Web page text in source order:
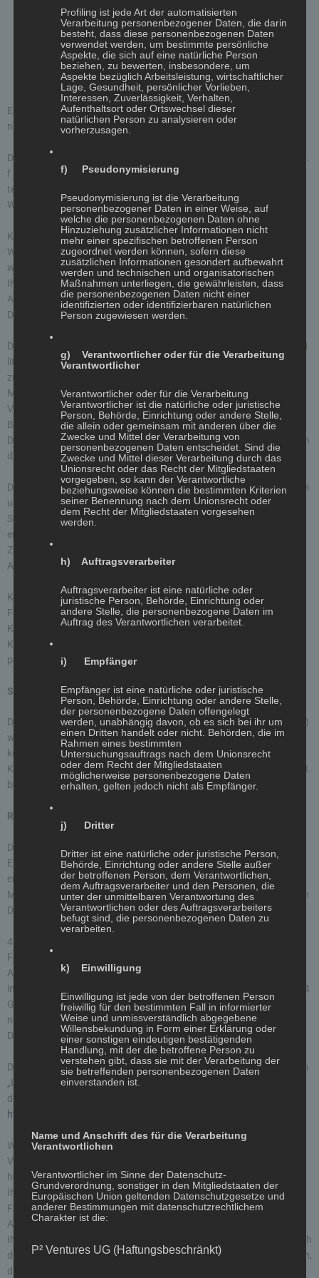
verwendetes Betriebssystem
Referrer URL
Hostname des zugreifenden Rechners
Uhrzeit der Serveranfrage
IP-Adresse
Eine Zusammenführung dieser Daten mit anderen Datenquellen wird
nicht vorgenommen.
Die Erfassung dieser Daten erfolgt auf Grundlage von Art. 6 Abs. 1 lit.
f DSGVO. Der Websitebetreiber hat ein berechtigtes Interesse an der
technisch fehlerfreien Darstellung und der Optimierung seiner
Website – hierzu müssen die Server-Log-Files erfasst werden.
Kontaktformular
Wenn Sie uns per Kontaktformular Anfragen zukommen lassen,
werden Ihre Angaben aus dem Anfrageformular inklusive der von
Ihnen dort angegebenen Kontaktdaten zwecks Bearbeitung der
Anfrage und für den Fall von Anschlussfragen bei uns gespeichert.
Diese Daten geben wir nicht ohne Ihre Einwilligung weiter.
Die Verarbeitung dieser Daten erfolgt auf Grundlage von Art. 6 Abs. 1
lit. b DSGVO, sofern Ihre Anfrage mit der Erfüllung eines Vertrags
zusammenhängt oder zur Durchführung vorvertraglicher
Maßnahmen erforderlich ist. In allen übrigen Fällen beruht die
Verarbeitung auf unserem berechtigten Interesse an der effektiven
Bearbeitung der an uns gerichteten Anfragen (Art. 6 Abs. 1 lit. f
DSGVO) oder auf Ihrer Einwilligung (Art. 6 Abs. 1 lit. a DSGVO) sofern
diese abgefragt wurde.
Die von Ihnen im Kontaktformular eingegebenen Daten verbleiben bei
uns, bis Sie uns zur Löschung auffordern, Ihre Einwilligung zur
Speicherung widerrufen oder der Zweck für die Datenspeicherung
entfällt (z. B. nach abgeschlossener Bearbeitung Ihrer Anfrage).
Zwingende gesetzliche Bestimmungen – insbesondere
Aufbewahrungsfristen – bleiben unberührt.
Kommentarfunktion auf dieser Website
Für die Kommentarfunktion auf dieser Seite werden neben Ihrem
Kommentar auch Angaben zum Zeitpunkt der Erstellung des
Kommentars, Ihre E-Mail-Adresse und, wenn Sie nicht anonym
posten, der von Ihnen gewählte Nutzername gespeichert.
Speicherdauer der Kommentare
Die Kommentare und die damit verbundenen Daten (z. B. IP-Adresse)
werden gespeichert und verbleiben auf dieser Website, bis der
kommentierte Inhalt vollständig gelöscht wurde oder die
Kommentare aus rechtlichen Gründen gelöscht werden müssen (z. B.
beleidigende Kommentare).
Rechtsgrundlage
Die Speicherung der Kommentare erfolgt auf Grundlage Ihrer
Einwilligung (Art. 6 Abs. 1 lit. a DSGVO). Sie können eine von Ihnen
erteilte Einwilligung jederzeit widerrufen. Dazu reicht eine formlose
Mitteilung per E-Mail an uns. Die Rechtmäßigkeit der bereits erfolgten
Datenverarbeitungsvorgänge bleibt vom Widerruf unberührt.
4. Soziale Medien
Facebook Plugins (Like & Share-Button)
Auf dieser Website sind Plugins des sozialen Netzwerks Facebook
integriert. Anbieter dieses Dienstes ist die Facebook Ireland Limited, 4
Grand Canal Square, Dublin 2, Irland. Die erfassten Daten werden
nach Aussage von Facebook jedoch auch in die USA und in andere
Drittländer übertragen.
Die Facebook Plugins erkennen Sie an dem Facebook-Logo oder dem
„Like-Button“ („Gefällt mir“) auf dieser Website. Eine Übersicht über
die Facebook Plugins finden Sie hier:
https://developers.facebook.com/docs/plugins/?locale=de_DE
Wenn Sie diese Website besuchen, wird über das Plugin eine direkte
Verbindung zwischen Ihrem Browser und dem Facebook-Server
hergestellt. Facebook erhält dadurch die Information, dass Sie mit
Ihrer IP-Adresse diese Website besucht haben. Wenn Sie den
Facebook „Like-Button“ anklicken während Sie in Ihrem Facebook-
Account eingeloggt sind, können Sie die Inhalte dieser Website auf
Ihrem Facebook-Profil verlinken. Dadurch kann Facebook den Besuch
dieser Website Ihrem Benutzerkonto zuordnen. Wir weisen darauf hin,
dass wir als Anbieter der Seiten keine Kenntnis vom Inhalt der
Profiling ist jede Art der automatisierten
Verarbeitung personenbezogener Daten, die darin
besteht, dass diese personenbezogenen Daten
verwendet werden, um bestimmte persönliche
Aspekte, die sich auf eine natürliche Person
beziehen, zu bewerten, insbesondere, um
Aspekte bezüglich Arbeitsleistung, wirtschaftlicher
Lage, Gesundheit, persönlicher Vorlieben,
Interessen, Zuverlässigkeit, Verhalten,
Aufenthaltsort oder Ortswechsel dieser
natürlichen Person zu analysieren oder
vorherzusagen.
f) Pseudonymisierung
Pseudonymisierung ist die Verarbeitung
personenbezogener Daten in einer Weise, auf
welche die personenbezogenen Daten ohne
Hinzuziehung zusätzlicher Informationen nicht
mehr einer spezifischen betroffenen Person
zugeordnet werden können, sofern diese
zusätzlichen Informationen gesondert aufbewahrt
werden und technischen und organisatorischen
Maßnahmen unterliegen, die gewährleisten, dass
die personenbezogenen Daten nicht einer
identifizierten oder identifizierbaren natürlichen
Person zugewiesen werden.
g) Verantwortlicher oder für die Verarbeitung
Verantwortlicher
Verantwortlicher oder für die Verarbeitung
Verantwortlicher ist die natürliche oder juristische
Person, Behörde, Einrichtung oder andere Stelle,
die allein oder gemeinsam mit anderen über die
Zwecke und Mittel der Verarbeitung von
personenbezogenen Daten entscheidet. Sind die
Zwecke und Mittel dieser Verarbeitung durch das
Unionsrecht oder das Recht der Mitgliedstaaten
vorgegeben, so kann der Verantwortliche
beziehungsweise können die bestimmten Kriterien
seiner Benennung nach dem Unionsrecht oder
dem Recht der Mitgliedstaaten vorgesehen
werden.
h) Auftragsverarbeiter
Auftragsverarbeiter ist eine natürliche oder
juristische Person, Behörde, Einrichtung oder
andere Stelle, die personenbezogene Daten im
Auftrag des Verantwortlichen verarbeitet.
i) Empfänger
Empfänger ist eine natürliche oder juristische
Person, Behörde, Einrichtung oder andere Stelle,
der personenbezogene Daten offengelegt
werden, unabhängig davon, ob es sich bei ihr um
einen Dritten handelt oder nicht. Behörden, die im
Rahmen eines bestimmten
Untersuchungsauftrags nach dem Unionsrecht
oder dem Recht der Mitgliedstaaten
möglicherweise personenbezogene Daten
erhalten, gelten jedoch nicht als Empfänger.
j) Dritter
Dritter ist eine natürliche oder juristische Person,
Behörde, Einrichtung oder andere Stelle außer
der betroffenen Person, dem Verantwortlichen,
dem Auftragsverarbeiter und den Personen, die
unter der unmittelbaren Verantwortung des
Verantwortlichen oder des Auftragsverarbeiters
befugt sind, die personenbezogenen Daten zu
verarbeiten.
k) Einwilligung
Einwilligung ist jede von der betroffenen Person
freiwillig für den bestimmten Fall in informierter
Weise und unmissverständlich abgegebene
Willensbekundung in Form einer Erklärung oder
einer sonstigen eindeutigen bestätigenden
Handlung, mit der die betroffene Person zu
verstehen gibt, dass sie mit der Verarbeitung der
sie betreffenden personenbezogenen Daten
einverstanden ist.
Name und Anschrift des für die Verarbeitung
Verantwortlichen
Verantwortlicher im Sinne der Datenschutz-
Grundverordnung, sonstiger in den Mitgliedstaaten der
Europäischen Union geltenden Datenschutzgesetze und
anderer Bestimmungen mit datenschutzrechtlichem
Charakter ist die:
P² Ventures UG (Haftungsbeschränkt)